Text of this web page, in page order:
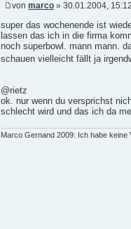
von marco » 30.01.2004, 15:12
super das wochenende ist
lassen das ich in die firma
noch superbowl. mann mann.
schauen vielleicht fällt ja
@rietz
ok. nur wenn du versprichst
schlecht wird und das ich da
Marco Gernand 2009: Ich habe keine